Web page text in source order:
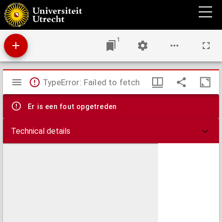
Studie over rijsprijzen.
1
Mirador
viewer
TypeError: Failed to fetch
Er is een fout opgetreden
Technical details